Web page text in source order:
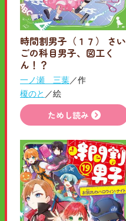
時間割男子（１７） さい
ごの科目男子、図工く
ん！？
一ノ瀬 三葉／作
榎のと ／絵
ためし読み